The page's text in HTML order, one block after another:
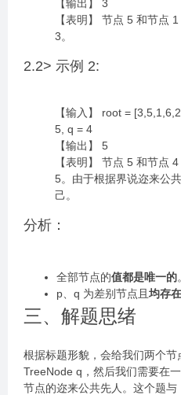
【输出】 3
【表明】 节点 5 和节点
3。
2.2> 示例 2:
【输入】 root =
5, q = 4
【输出】 5
【表明】 节点 5 和节点
5。由于根据界说迩来公
己。
分析：
全部节点的值都是唯一的。
p、q 为差别节点且 均存在
三、解题思绪
根据标题形貌，会给我们两个
TreeNode q，然后我们需要在
节点的迩来公共先人。这个题与